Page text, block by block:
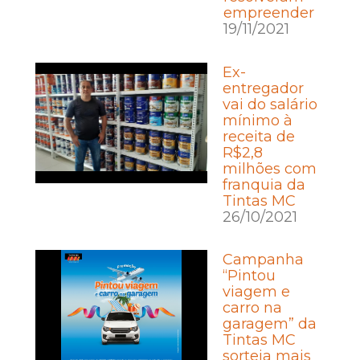
empreender
19/11/2021
Ex-
entregador
vai do salário
mínimo à
receita de
R$2,8
milhões com
franquia da
Tintas MC
26/10/2021
Campanha
“Pintou
viagem e
carro na
garagem” da
Tintas MC
sorteia mais